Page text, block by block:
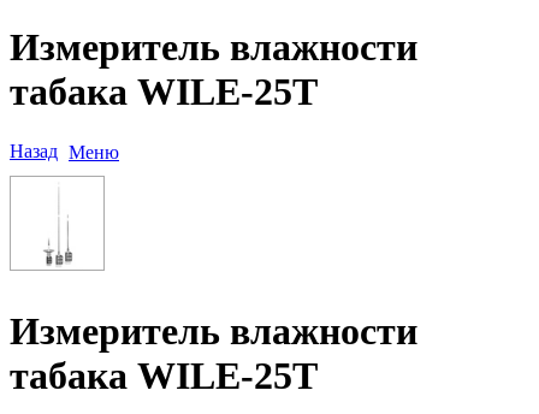
Измеритель влажности
табака WILE-25T
Назад Меню
Измеритель влажности
табака WILE-25T